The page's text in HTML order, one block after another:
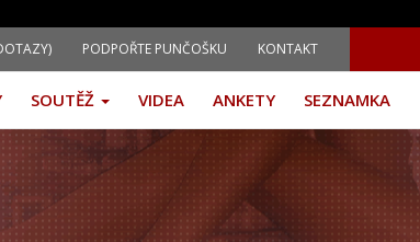
PODPOŘTE PUNČOŠKU KONTAKT
SOUTĚŽ VIDEA ANKETY SEZNAMKA